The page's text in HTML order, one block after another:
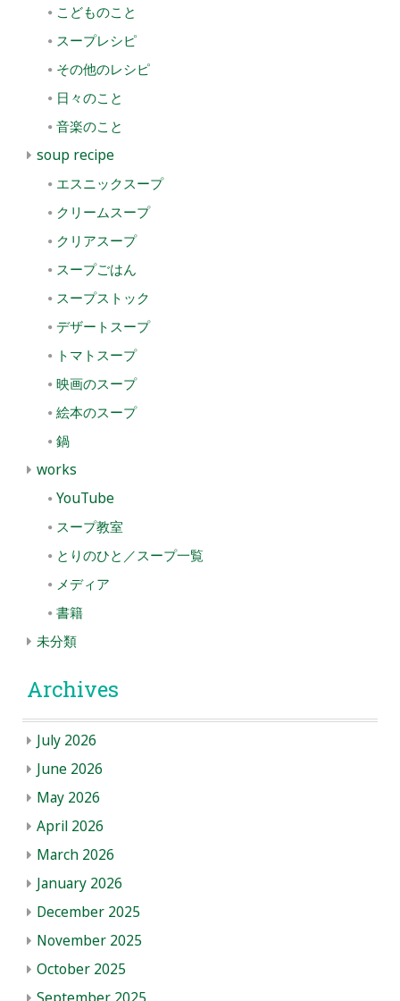
こどものこと
スープレシピ
その他のレシピ
日々のこと
音楽のこと
soup recipe
エスニックスープ
クリームスープ
クリアスープ
スープごはん
スープストック
デザートスープ
トマトスープ
映画のスープ
絵本のスープ
鍋
works
YouTube
スープ教室
とりのひと／スープ一覧
メディア
書籍
未分類
Archives
July 2026
June 2026
May 2026
April 2026
March 2026
January 2026
December 2025
November 2025
October 2025